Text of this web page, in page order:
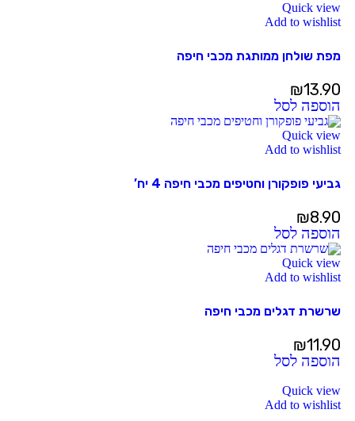
Quick view
Add to wishlist
מפת שולחן ממותגת מכבי חיפה
₪13.90
הוספה לסל
Quick view
Add to wishlist
גביעי פופקורן וחטיפים מכבי חיפה 4 יח’
₪8.90
הוספה לסל
Quick view
Add to wishlist
שרשרת דגלים מכבי חיפה
₪11.90
הוספה לסל
Quick view
Add to wishlist